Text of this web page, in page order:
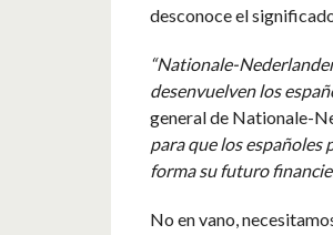
desconoce el
“Nationale-
desenvuelven los
general de Nationale-
para que los españoles
forma su futuro
No en vano,